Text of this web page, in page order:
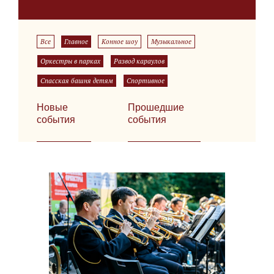
Все Главное Конное шоу Музыкальное
Оркестры в парках Развод караулов
Спасская башня детям Спортивное
Новые
события
Прошедшие
события